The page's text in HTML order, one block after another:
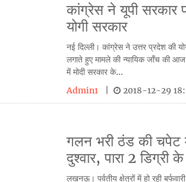
कांग्रेस ने यूपी सरकार
योगी सरकार
नई दिल्ली। कांग्रेस ने उत्तर प्रदेश की
लगाते हुए मामले की न्यायिक जाँच की
में मोदी सरकार के...
Admin1
| 2018-12-29
गलन भरी ठंड की चपेट
दुश्वार, पारा 2 डिग्री
लखनऊ। पर्वतीय क्षेत्रों में हो रही